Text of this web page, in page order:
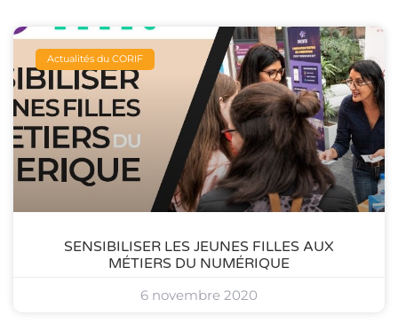
Actualités du CORIF
SENSIBILISER LES JEUNES FILLES AUX
MÉTIERS DU NUMÉRIQUE
6 novembre 2020